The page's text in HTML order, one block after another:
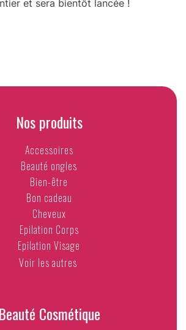
et sera bientôt lancée !
Nos produits
Accessoires
Beauté ongles
Bien-être
Bon cadeau
Cheveux
Epilation Corps
Epilation Visage
Voir les autres
Beauté Cosmétique